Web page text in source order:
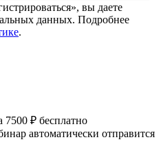
вы даете
данных. Подробнее
.
7500 ₽ бесплатно
автоматически отправится